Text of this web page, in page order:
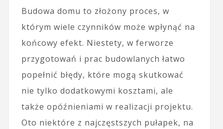
Budowa domu to złożony proces, w
którym wiele czynników może wpłynąć na
końcowy efekt. Niestety, w ferworze
przygotowań i prac budowlanych łatwo
popełnić błędy, które mogą skutkować
nie tylko dodatkowymi kosztami, ale
także opóźnieniami w realizacji projektu.
Oto niektóre z najczęstszych pułapek, na